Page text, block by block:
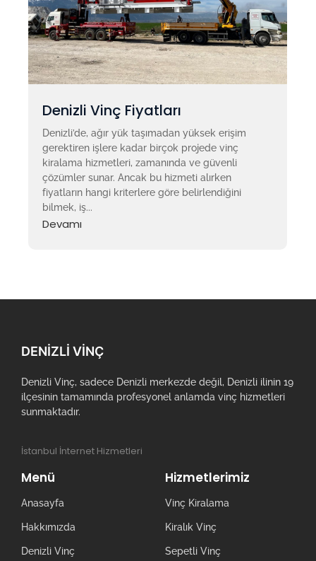
Denizli Vinç Fiyatları
Denizli’de, ağır yük taşımadan yüksek erişim
gerektiren işlere kadar birçok projede vinç
kiralama hizmetleri, zamanında ve güvenli
çözümler sunar. Ancak bu hizmeti alırken
fiyatların hangi kriterlere göre belirlendiğini
bilmek, iş...
Devamı
DENIZLI VINÇ
Denizli Vinç, sadece Denizli merkezde değil, Denizli ilinin 19
ilçesinin tamamında profesyonel anlamda vinç hizmetleri
sunmaktadır.
İstanbul İnternet Hizmetleri
Menü
Anasayfa
Hakkımızda
Denizli Vinç
Hizmetlerimiz
Vinç Kiralama
Kiralık Vinç
Sepetli Vinç